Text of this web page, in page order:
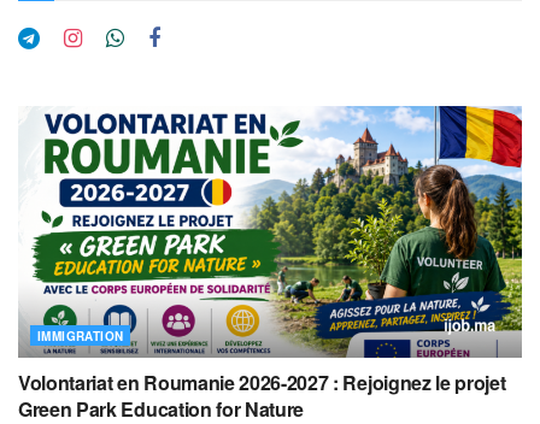
IMMIGRATION
Volontariat en Roumanie 2026-2027 : Rejoignez le projet
Green Park Education for Nature